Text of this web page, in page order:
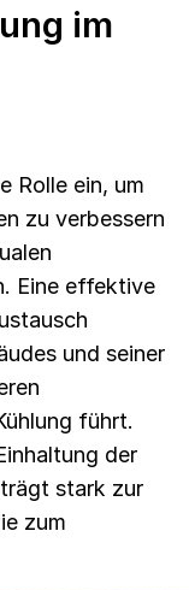
im
Rolle ein, um
zu verbessern
Eine effektive
und seiner
führt.
der
stark zur
zum